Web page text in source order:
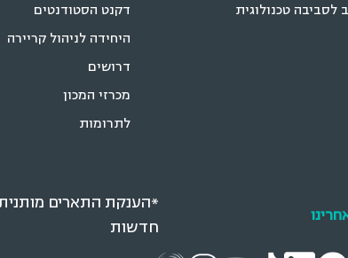
לסביבה טכנולוגית
דקנט הסטודנטים
היחידה לניהול קריירה
דרושים
מכרזי המכון
לתרומות
*הענקת התארים
חדשות